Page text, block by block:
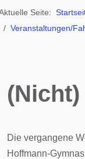
Seite:
Veranstaltungen/
Die vergangene
Hoffmann-